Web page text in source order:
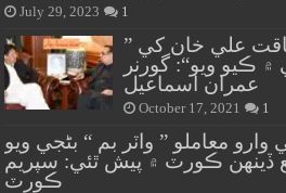
July 29, 2023 1
” فرزند ڪراچي لياقت علي خان کي
ڪيو ويو“: گورنر
عمران اسماعيل
October 17, 2021 1
معاملو ” واٽر بم “ بڻجي ويو
ڏينهن ڪورٽ ۾ پيش ٿئي: سپريم
ڪورٽ